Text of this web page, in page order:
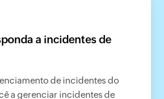
a incidentes de
de incidentes do
a gerenciar incidentes de